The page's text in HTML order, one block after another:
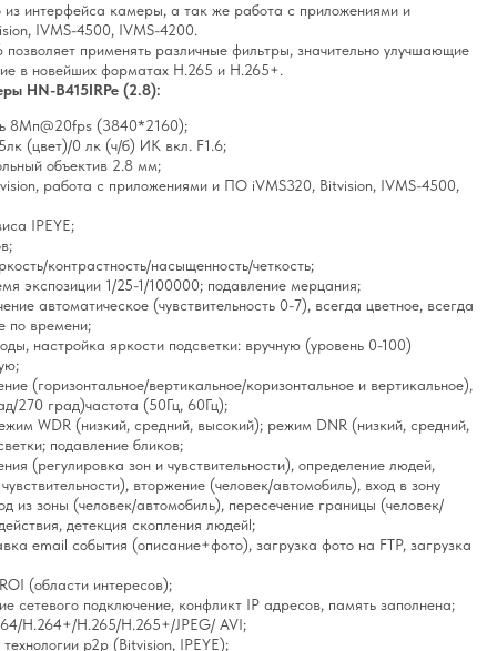
интерфейса камеры, а так же работа с приложениями и
IVMS-4500, IVMS-4200.
применять различные фильтры, значительно улучшающие
в новейших форматах H.265 и H.265+.
HN-B415IRPe (2.8):
8Мп@20fps (3840*2160);
(цвет)/0 лк (ч/б) ИК вкл. F1.6;
объектив 2.8 мм;
работа с приложениями и ПО iVMS320, Bitvision, IVMS-4500,
IPEYE;
контрастность/насыщенность/четкость;
экспозиции 1/25-1/100000; подавление мерцания;
автоматическое (чувствительность 0-7), всегда цветное, всегда
по времени;
настройка яркости подсветки: вручную (уровень 0-100)
(горизонтальное/вертикальное/коризонтальное и вертикальное),
270 град)частота (50Гц, 60Гц);
WDR (низкий, средний, высокий); режим DNR (низкий, средний,
подавление бликов;
(регулировка зон и чувствительности), определение людей,
вторжение (человек/автомобиль), вход в зону
из зоны (человек/автомобиль), пересечение границы (человек/
детекция скопления людейl;
email события (описание+фото), загрузка фото на FTP, загрузка
(области интересов);
сетевого подключение, конфликт IP адресов, память заполнена;
H.264+/H.265/H.265+/JPEG/ AVI;
p2p (Bitvision, IPEYE);